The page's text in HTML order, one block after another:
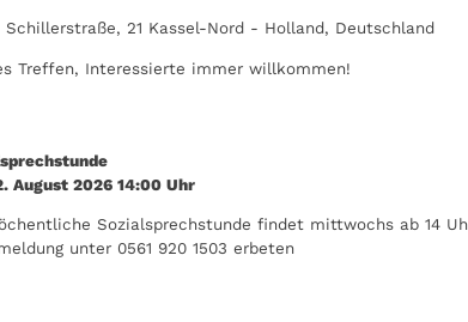
Schillerstraße, 21 Kassel-Nord - Holland, Deutschland
Treffen, Interessierte immer willkommen!
August 2026 14:00 Uhr
Sozialsprechstunde findet mittwochs ab 14
unter 0561 920 1503 erbeten